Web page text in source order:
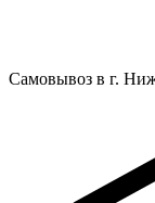
Самовывоз в г.